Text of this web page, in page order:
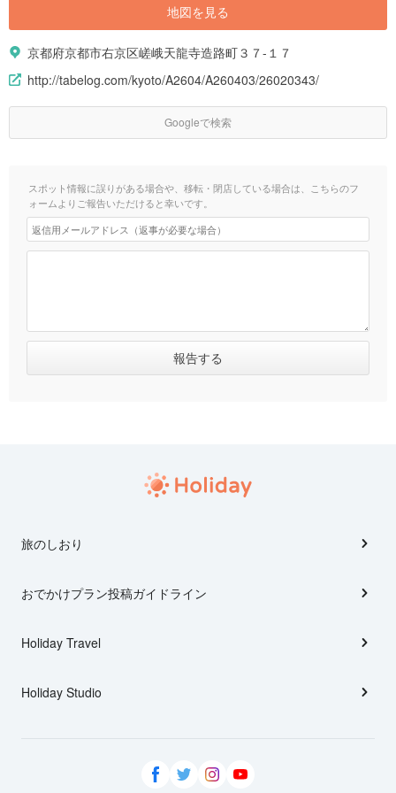
地図を見る
京都府京都市右京区嵯峨天龍寺造路町３７-１７
http://tabelog.com/kyoto/A2604/A260403/26020343/
Googleで検索
スポット情報に誤りがある場合や、移転・閉店している場合は、こちらのフ
ォームよりご報告いただけると幸いです。
旅のしおり
おでかけプラン投稿ガイドライン
Holiday Travel
Holiday Studio